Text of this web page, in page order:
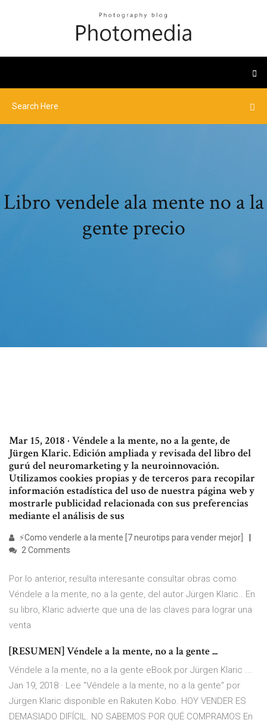
Libro vendele ala mente no a la
gente precio
Mar 15, 2018 · Véndele a la mente, no a la gente, de
Jürgen Klaric. Edición ampliada y revisada del libro del
gurú del neuromarketing y la neuroinnovación.
Utilizamos cookies propias y de terceros para recopilar
información estadística del uso de nuestra página web y
mostrarle publicidad relacionada con sus preferencias
mediante el análisis de sus
⚡Como venderle a la mente [7 neurotips para vender mejor]
2 Comments
Por lo anterior, resulta interesante consultar obras como
Véndele a la mente, no a la gente, del autor Jürgen Klaric.. En
su libro, Klaric advierte que una de las claves para lograr una
venta
[RESUMEN] Véndele a la mente, no a la gente ...
Véndele a la mente, no a la gente eBook por Jürgen Klaric ...
Jan 19, 2018 · Lee "Véndele a la mente, no a la gente" por
Jürgen Klaric disponible en Rakuten Kobo. HOY VENDER ES
DEMASIADO DIFÍCIL. NO SABEMOS POR QUÉ COMPRAMOS En